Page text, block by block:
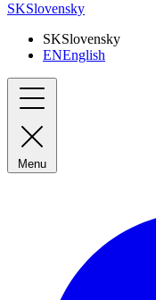
SKSlovensky
SKSlovensky
ENEnglish
Menu